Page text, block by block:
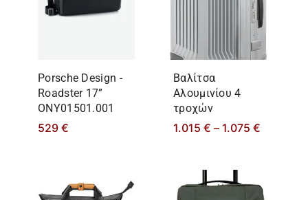
Porsche Design -
Roadster 17”
ONY01501.001
529 €
Βαλίτσα
Αλουμινίου 4
τροχών
1.015 € – 1.075 €